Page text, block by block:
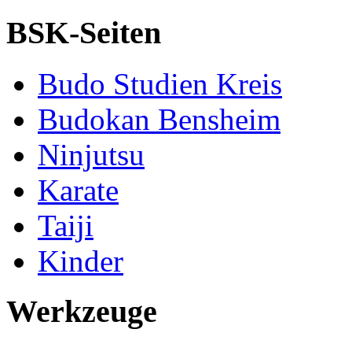
BSK-Seiten
Budo Studien Kreis
Budokan Bensheim
Ninjutsu
Karate
Taiji
Kinder
Werkzeuge